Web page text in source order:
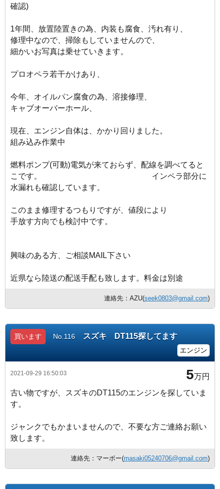
確認)
1年間、放置陸置きの為、内装も腐食、汚れ有り、
修理中なので、掃除もしていませんので、
細かいお写真は乗せていきます。
プロオペラ若干かけあり、
今年、オイルパン腐食の為、溶接修理、
キャブオーバーホール、
現在、エンジン自体は、かかり回りました。
組み込み作業中
燃料ポンプ(可動)電気が来ておらず、配線を調べてると
こです。 インペラ部分に
水漏れも確認しています。
このまま修理するつもりですが、値段により
手放す方向でも検討中です。
興味のある方、ご相談MAIL下さい
近県なら陸送の配送手配も致します。料金は別途
連絡先：AZU(seek0803@gmail.com)
買います No.116 スズキ DT115探してます
エンジン
2021-09-29 16:50:03 5万円
古い物ですが、スズキのDT115のエンジンを探していま
す。
ジャンクでもかまいませんので、不要な方ご連絡お願い
致します。
連絡先：マーボー(masaki05240706@gmail.com)